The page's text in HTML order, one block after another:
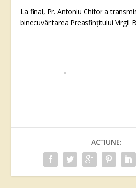
La final, Pr. Antoniu Chifor a
binecuvântarea Preasfințitului Virgil
ACȚIUNE: